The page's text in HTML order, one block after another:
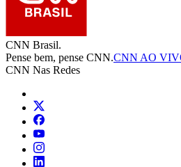
CNN Brasil.
Pense bem, pense CNN.CNN AO
CNN Nas Redes